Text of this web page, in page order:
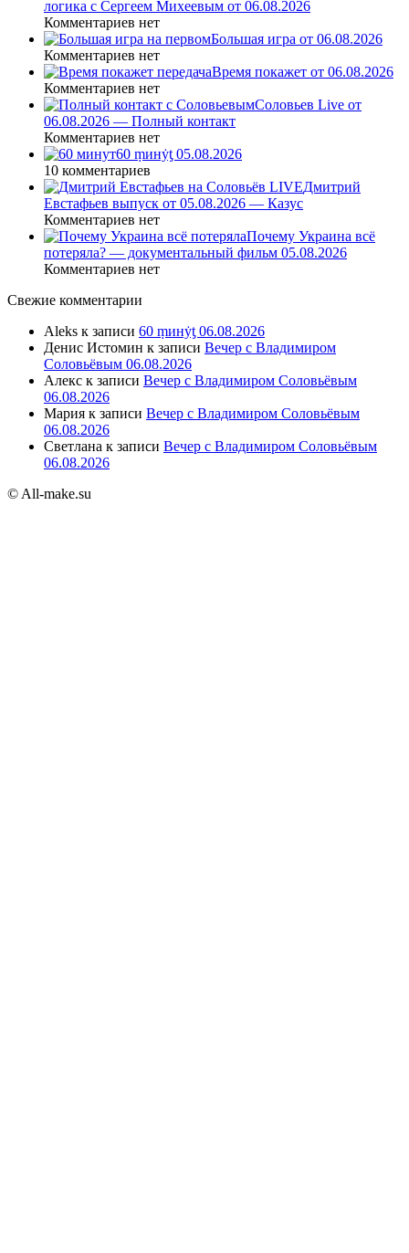
логика с Сергеем Михеевым от 06.08.2026
Комментариев нет
Большая игра от 06.08.2026
Комментариев нет
Время покажет от 06.08.2026
Комментариев нет
Соловьев Live от
06.08.2026 — Полный контакт
Комментариев нет
60 ṃинẏƫ 05.08.2026
10 комментариев
Дмитрий
Евстафьев выпуск от 05.08.2026 — Казус
Комментариев нет
Почему Украина всё
потеряла? — документальный фильм 05.08.2026
Комментариев нет
Свежие комментарии
Aleks к записи 60 ṃинẏƫ 06.08.2026
Денис Истомин к записи Вечер с Владимиром
Соловьёвым 06.08.2026
Алекс к записи Вечер с Владимиром Соловьёвым
06.08.2026
Мария к записи Вечер с Владимиром Соловьёвым
06.08.2026
Светлана к записи Вечер с Владимиром Соловьёвым
06.08.2026
© All-make.su